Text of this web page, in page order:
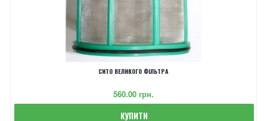
СИТО ВЕЛИКОГО ФІЛЬТРА
‎560.00 грн.
КУПИТИ